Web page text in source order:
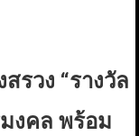
รวง “รางวัล
งคล พร้อม